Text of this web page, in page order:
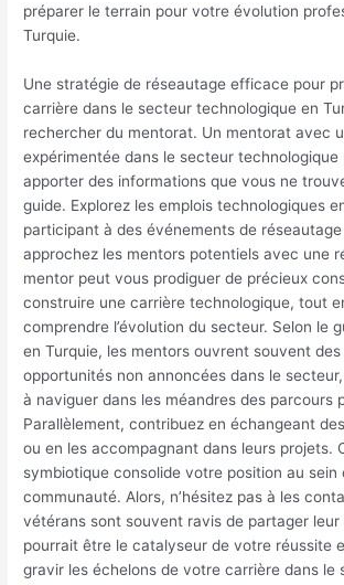
préparer le terrain pour votre évolution
Turquie.
Une stratégie de réseautage efficace pour
carrière dans le secteur technologique en
rechercher du mentorat. Un mentorat avec
expérimentée dans le secteur technologique
apporter des informations que vous ne
guide. Explorez les emplois technologiques
participant à des événements de
approchez les mentors potentiels avec une
mentor peut vous prodiguer de précieux
construire une carrière technologique, tout
comprendre l’évolution du secteur. Selon le
en Turquie, les mentors ouvrent souvent
opportunités non annoncées dans le
à naviguer dans les méandres des parcours
Parallèlement, contribuez en échangeant
ou en les accompagnant dans leurs projets.
symbiotique consolide votre position au sein
communauté. Alors, n’hésitez pas à les
vétérans sont souvent ravis de partager leur
pourrait être le catalyseur de votre réussite
gravir les échelons de votre carrière dans le